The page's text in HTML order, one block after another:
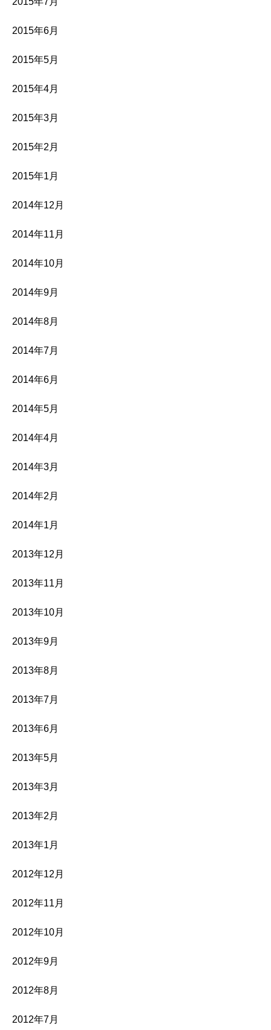
2015年6月
2015年5月
2015年4月
2015年3月
2015年2月
2015年1月
2014年12月
2014年11月
2014年10月
2014年9月
2014年8月
2014年7月
2014年6月
2014年5月
2014年4月
2014年3月
2014年2月
2014年1月
2013年12月
2013年11月
2013年10月
2013年9月
2013年8月
2013年7月
2013年6月
2013年5月
2013年3月
2013年2月
2013年1月
2012年12月
2012年11月
2012年10月
2012年9月
2012年8月
2012年7月